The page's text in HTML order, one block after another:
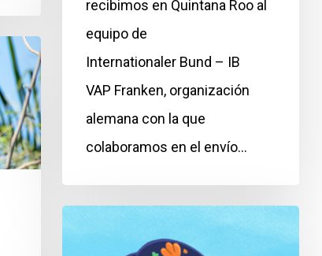
recibimos en Quintana Roo al
equipo de
Internationaler Bund – IB
VAP Franken, organización
alemana con la que
colaboramos en el envío…